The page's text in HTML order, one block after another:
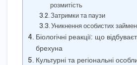
розмитість
Затримки та паузи
Уникнення особистих
Біологічні реакції: що
брехуна
Культурні та регіональні